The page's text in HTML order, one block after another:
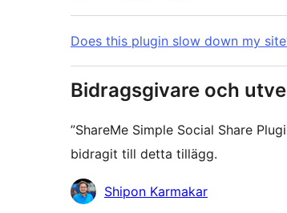
Does this plugin slow down my
Bidragsgivare och
”ShareMe Simple Social Share
bidragit till detta tillägg.
BidragandeShipon Karmakar